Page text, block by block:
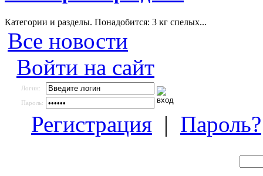
Категории и разделы. Понадобится: 3 кг спелых...
Все новости
Войти на сайт
Логин:
Пароль:
Регистрация | Пароль?